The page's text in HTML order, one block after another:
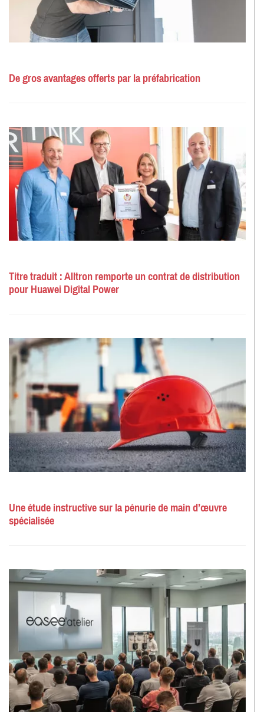
De gros avantages offerts par la préfabrication
Titre traduit : Alltron remporte un contrat de distribution
pour Huawei Digital Power
Une étude instructive sur la pénurie de main d’œuvre
spécialisée